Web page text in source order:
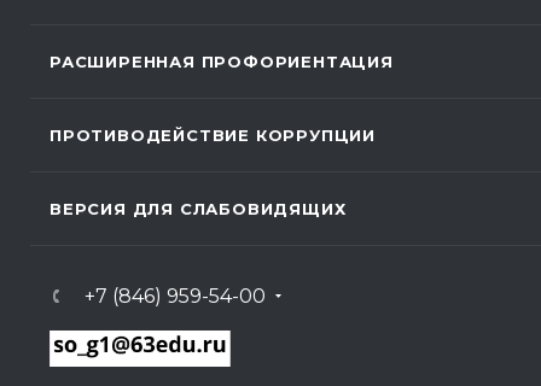
РАСШИРЕННАЯ ПРОФОРИЕНТАЦИЯ
ПРОТИВОДЕЙСТВИЕ КОРРУПЦИИ
ВЕРСИЯ ДЛЯ СЛАБОВИДЯЩИХ
+7 (846) 959-54-00